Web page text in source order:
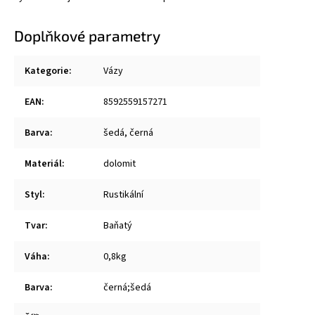
Doplňkové parametry
Kategorie: Vázy
EAN: 8592559157271
Barva: šedá, černá
Materiál: dolomit
Styl: Rustikální
Tvar: Baňatý
Váha: 0,8kg
Barva: černá;šedá